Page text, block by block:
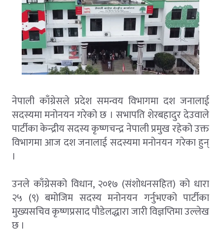
नेपाली काँग्रेसले प्रदेश समन्वय विभागमा दश जनालाई
सदस्यमा मनोनयन गरेको छ । सभापति शेरबहादुर देउवाले
पार्टीका केन्द्रीय सदस्य कृष्णचन्द्र नेपाली प्रमुख रहेको उक्त
विभागमा आज दश जनालाई सदस्यमा मनोनयन गरेका हुन्
।
उनले काँग्रेसको विधान, २०१७ (संशोधनसहित) को धारा
२५ (९) बमोजिम सदस्य मनोनयन गर्नुभएको पार्टीका
मुख्यसचिव कृष्णप्रसाद पौडेलद्धारा जारी विज्ञप्तिमा उल्लेख
छ ।